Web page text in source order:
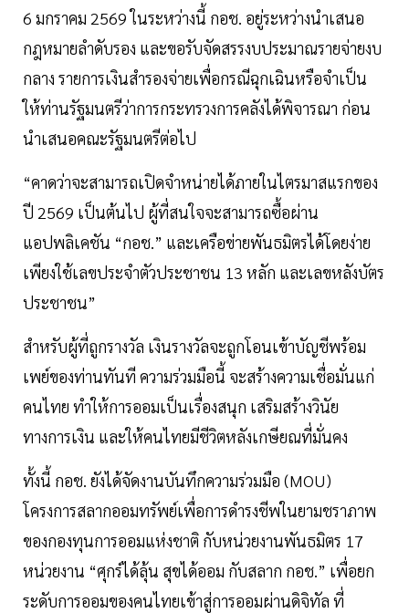
6 มกราคม 2569 ในระหว่างนี้ กอช. อยู่ระหว่างนำเสนอ
กฎหมายลำดับรอง และขอรับจัดสรรงบประมาณรายจ่ายงบ
กลาง รายการเงินสำรองจ่ายเพื่อกรณีฉุกเฉินหรือจำเป็น
ให้ท่านรัฐมนตรีว่าการกระทรวงการคลังได้พิจารณา ก่อน
นำเสนอคณะรัฐมนตรีต่อไป
“คาดว่าจะสามารถเปิดจำหน่ายได้ภายในไตรมาสแรกของ
ปี 2569 เป็นต้นไป ผู้ที่สนใจจะสามารถซื้อผ่าน
แอปพลิเคชัน “กอช.” และเครือข่ายพันธมิตรได้โดยง่าย
เพียงใช้เลขประจำตัวประชาชน 13 หลัก และเลขหลังบัตร
ประชาชน”
สำหรับผู้ที่ถูกรางวัล เงินรางวัลจะถูกโอนเข้าบัญชีพร้อม
เพย์ของท่านทันที ความร่วมมือนี้ จะสร้างความเชื่อมั่นแก่
คนไทย ทำให้การออมเป็นเรื่องสนุก เสริมสร้างวินัย
ทางการเงิน และให้คนไทยมีชีวิตหลังเกษียณที่มั่นคง
ทั้งนี้ กอช. ยังได้จัดงานบันทึกความร่วมมือ (MOU)
โครงการสลากออมทรัพย์เพื่อการดำรงชีพในยามชราภาพ
ของกองทุนการออมแห่งชาติ กับหน่วยงานพันธมิตร 17
หน่วยงาน “ศุกร์ได้ลุ้น สุขได้ออม กับสลาก กอช.” เพื่อยก
ระดับการออมของคนไทยเข้าสู่การออมผ่านดิจิทัล ที่